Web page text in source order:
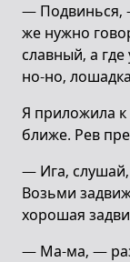
— Подвинься,
же нужно
славный, а
но-но,
Я приложила к
ближе. Рев
— Ига, слушай,
Возьми
хорошая
— Ма-ма, —